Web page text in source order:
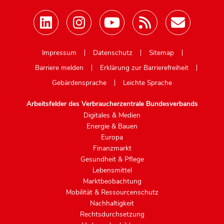
Impressum
Datenschutz
Sitemap
Barriere melden
Erklärung zur Barrierefreiheit
Gebärdensprache
Leichte Sprache
Arbeitsfelder des Verbraucherzentrale Bundesverbands
Digitales & Medien
Energie & Bauen
Europa
Finanzmarkt
Gesundheit & Pflege
Lebensmittel
Marktbeobachtung
Mobilität & Ressourcenschutz
Nachhaltigkeit
Rechtsdurchsetzung